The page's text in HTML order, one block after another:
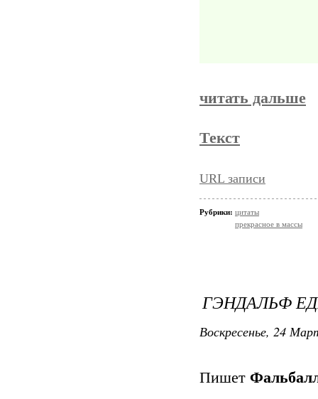
читать дальше
Текст
URL записи
Рубрики: цитаты
прекрасное в массы
ГЭНДАЛЬФ
Воскресенье, 24
Пишет